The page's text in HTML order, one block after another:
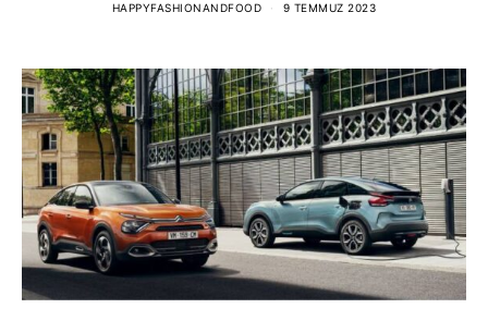
HAPPYFASHIONANDFOOD 9 TEMMUZ 2023